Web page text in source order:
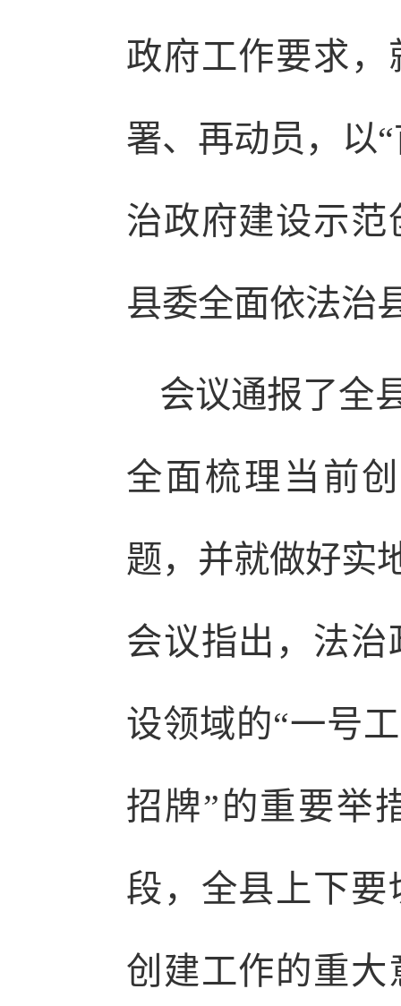
政府工作要求
署、再动员，以
治政府建设示
县委全面依法治
会议通报了全
全面梳理当前
题，并就做好实
会议指出，法
设领域的“一号
招牌”的重要举
段，全县上下
创建工作的重